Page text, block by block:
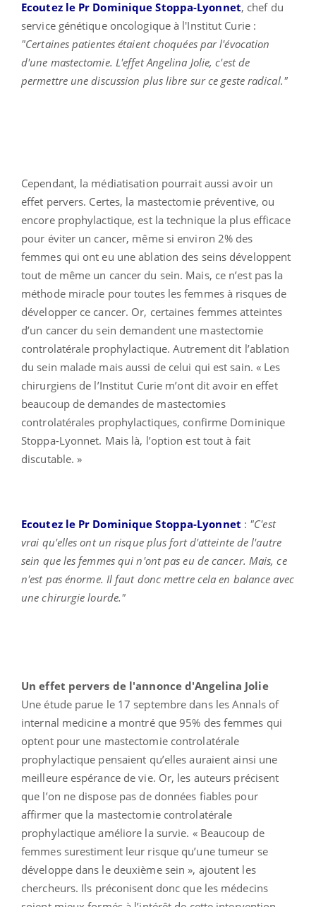
Ecoutez le Pr Dominique Stoppa-Lyonnet, chef du
service génétique oncologique à l'Institut Curie :
"Certaines patientes étaient choquées par l'évocation
d'une mastectomie. L'effet Angelina Jolie, c'est de
permettre une discussion plus libre sur ce geste radical."
Cependant, la médiatisation pourrait aussi avoir un
effet pervers. Certes, la mastectomie préventive, ou
encore prophylactique, est la technique la plus efficace
pour éviter un cancer, même si environ 2% des
femmes qui ont eu une ablation des seins développent
tout de même un cancer du sein. Mais, ce n’est pas la
méthode miracle pour toutes les femmes à risques de
développer ce cancer. Or, certaines femmes atteintes
d’un cancer du sein demandent une mastectomie
controlatérale prophylactique. Autrement dit l’ablation
du sein malade mais aussi de celui qui est sain. « Les
chirurgiens de l’Institut Curie m’ont dit avoir en effet
beaucoup de demandes de mastectomies
controlatérales prophylactiques, confirme Dominique
Stoppa-Lyonnet. Mais là, l’option est tout à fait
discutable. »
Ecoutez le Pr Dominique Stoppa-Lyonnet : "C'est
vrai qu'elles ont un risque plus fort d'atteinte de l'autre
sein que les femmes qui n'ont pas eu de cancer. Mais, ce
n'est pas énorme. Il faut donc mettre cela en balance avec
une chirurgie lourde."
Un effet pervers de l'annonce d'Angelina Jolie
Une étude parue le 17 septembre dans les Annals of
internal medicine a montré que 95% des femmes qui
optent pour une mastectomie controlatérale
prophylactique pensaient qu’elles auraient ainsi une
meilleure espérance de vie. Or, les auteurs précisent
que l’on ne dispose pas de données fiables pour
affirmer que la mastectomie controlatérale
prophylactique améliore la survie. « Beaucoup de
femmes surestiment leur risque qu’une tumeur se
développe dans le deuxième sein », ajoutent les
chercheurs. Ils préconisent donc que les médecins